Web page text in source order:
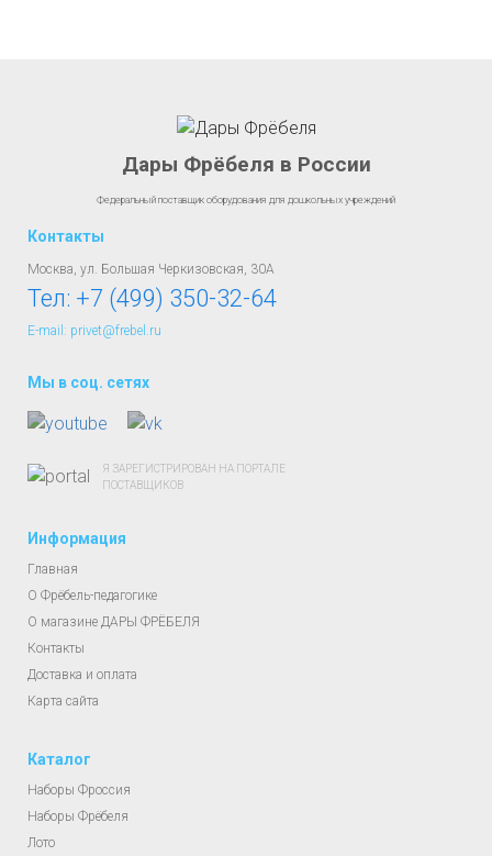
Дары Фрёбеля в России
Федеральный поставщик оборудования для дошкольных учреждений
Контакты
Москва, ул. Большая Черкизовская, 30А
Тел: +7 (499) 350-32-64
E-mail: privet@frebel.ru
Мы в соц. сетях
Я ЗАРЕГИСТРИРОВАН НА ПОРТАЛЕ
ПОСТАВЩИКОВ
Информация
Главная
О Фрёбель-педагогике
О магазине ДАРЫ ФРЁБЕЛЯ
Контакты
Доставка и оплата
Карта сайта
Каталог
Наборы Фроссия
Наборы Фрёбеля
Лото